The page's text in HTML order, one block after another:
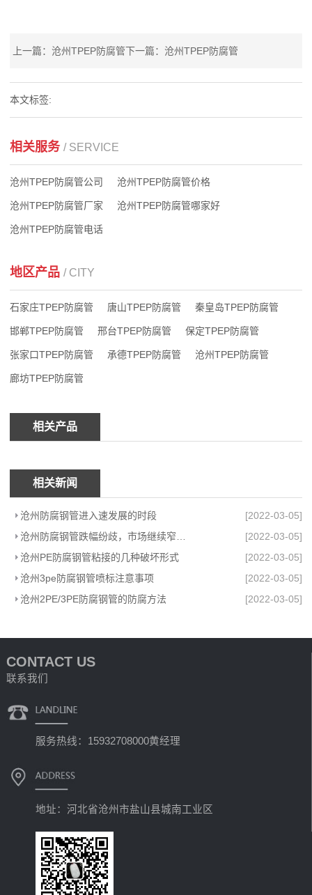
上一篇：沧州TPEP防腐管下一篇：沧州TPEP防腐管
本文标签:
相关服务 / SERVICE
沧州TPEP防腐管公司 沧州TPEP防腐管价格
沧州TPEP防腐管厂家 沧州TPEP防腐管哪家好
沧州TPEP防腐管电话
地区产品 / CITY
石家庄TPEP防腐管 唐山TPEP防腐管 秦皇岛TPEP防腐管
邯郸TPEP防腐管 邢台TPEP防腐管 保定TPEP防腐管
张家口TPEP防腐管 承德TPEP防腐管 沧州TPEP防腐管
廊坊TPEP防腐管
相关产品
相关新闻
沧州防腐钢管进入速发展的时段
[2022-03-05]
沧州防腐钢管跌幅纷歧，市场继续窄幅调整
[2022-03-05]
沧州PE防腐钢管粘接的几种破坏形式
[2022-03-05]
沧州3pe防腐钢管喷标注意事项
[2022-03-05]
沧州2PE/3PE防腐钢管的防腐方法
[2022-03-05]
CONTACT US
联系我们
服务热线：15932708000黄经理
地址：河北省沧州市盐山县城南工业区